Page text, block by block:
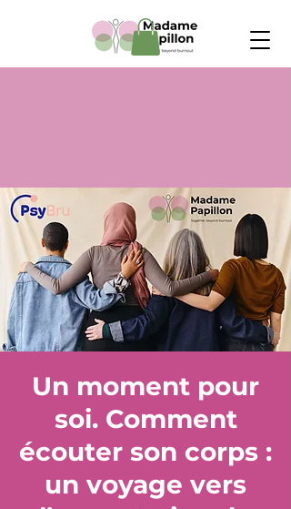
Un moment pour
soi. Comment
écouter son corps :
un voyage vers